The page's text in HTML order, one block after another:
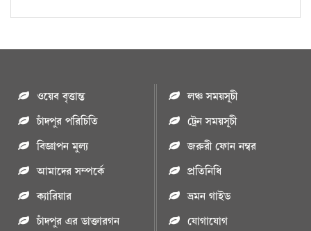
ওয়েব বৃত্তান্ত
চাঁদপুর পরিচিতি
বিজ্ঞাপন মুল্য
আমাদের সম্পর্কে
ক্যারিয়ার
চাঁদপুর এর ডাক্তারগন
লঞ্চ সময়সূচী
ট্রেন সময়সূচী
জরুরী ফোন নম্বর
প্রতিনিধি
ভ্রমন গাইড
যোগাযোগ